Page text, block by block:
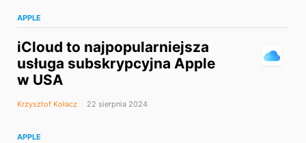
APPLE
iCloud to najpopularniejsza
usługa subskrypcyjna Apple
w USA
Krzysztof Kołacz 22 sierpnia 2024
APPLE